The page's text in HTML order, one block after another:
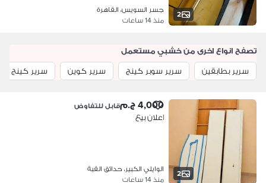
2
جسر السويس، القاهرة
منذ 14 ساعات
تصفح انواع اخرى من خشبي مستعمل
سرير بطابقين
سرير سوبر كينج سرير كوين سرير كينج
2
4,000 ج.م قابل للتفاوض
اعلان بيع
الوايلي الكبير، حدائق القبة
منذ 14 ساعات